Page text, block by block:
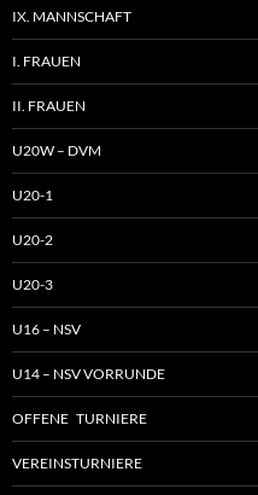
IX. MANNSCHAFT
I. FRAUEN
II. FRAUEN
U20W – DVM
U20-1
U20-2
U20-3
U16 – NSV
U14 – NSV VORRUNDE
OFFENE TURNIERE
VEREINSTURNIERE